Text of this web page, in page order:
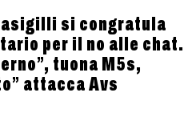
si congratula
per il no alle chat.
tuona M5s,
attacca Avs